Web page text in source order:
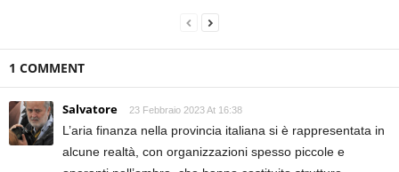
1 COMMENT
Salvatore 23 Febbraio 2023 At 16:38
L’aria finanza nella provincia italiana si è rappresentata in
alcune realtà, con organizzazioni spesso piccole e